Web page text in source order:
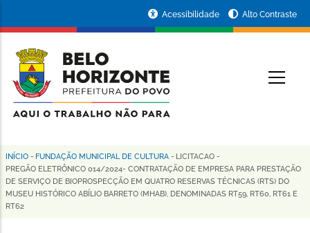
conteúdo
principal
da
Prefeitura
de
Horizonte
Acessibilidade Alto Contraste
Trilha
de
navegação
INÍCIO - FUNDAÇÃO MUNICIPAL DE CULTURA - LICITACAO -
PREGÃO ELETRÔNICO 014/2024- CONTRATAÇÃO DE EMPRESA PARA PRESTAÇÃO
DE SERVIÇO DE BIOPROSPECÇÃO EM QUATRO RESERVAS TÉCNICAS (RTS) DO
MUSEU HISTÓRICO ABÍLIO BARRETO (MHAB), DENOMINADAS RT59, RT60, RT61 E
RT62